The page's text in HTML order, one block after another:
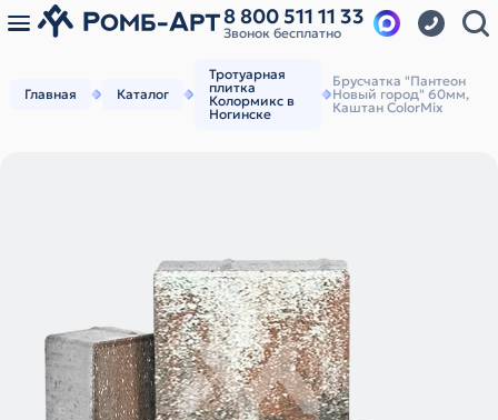
8 800 511 11 33
Звонок бесплатно
Главная Каталог
Тротуарная
плитка
Колормикс в
Ногинске
Брусчатка "Пантеон
Новый город" 60мм,
Каштан ColorMix